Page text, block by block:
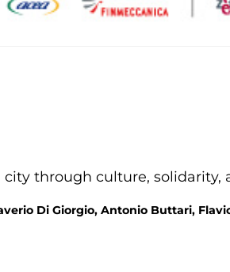
through culture,
Di Giorgio, Antonio Buttari,